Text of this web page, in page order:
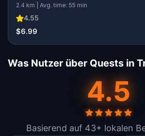
2.4 km | Avg. time: 55 min
4.55
$6.99
Was Nutzer über Quests in
4.5
Basierend auf 43+ lokalen